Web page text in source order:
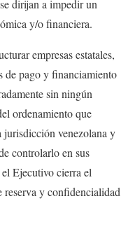
dirijan a impedir un
y/o financiera.
empresas estatales,
de pago y financiamiento
sin ningún
ordenamiento que
jurisdicción venezolana y
controlarlo en sus
Ejecutivo cierra el
y confidencialidad